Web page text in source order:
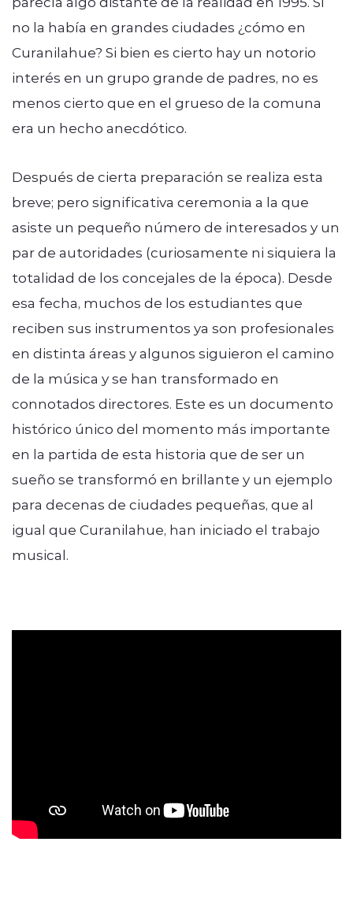
no la había en grandes ciudades ¿cómo en
Curanilahue? Si bien es cierto hay un notorio
interés en un grupo grande de padres, no es
menos cierto que en el grueso de la comuna
era un hecho anecdótico.
Después de cierta preparación se realiza esta
breve; pero significativa ceremonia a la que
asiste un pequeño número de interesados y un
par de autoridades (curiosamente ni siquiera la
totalidad de los concejales de la época). Desde
esa fecha, muchos de los estudiantes que
reciben sus instrumentos ya son profesionales
en distinta áreas y algunos siguieron el camino
de la música y se han transformado en
connotados directores. Este es un documento
histórico único del momento más importante
en la partida de esta historia que de ser un
sueño se transformó en brillante y un ejemplo
para decenas de ciudades pequeñas, que al
igual que Curanilahue, han iniciado el trabajo
musical.